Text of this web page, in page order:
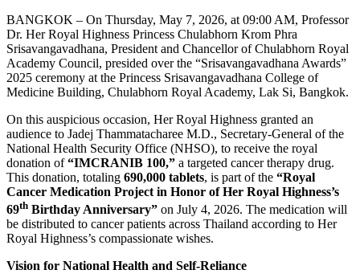
BANGKOK – On Thursday, May 7, 2026, at 09:00 AM, Professor
Dr. Her Royal Highness Princess Chulabhorn Krom Phra
Srisavangavadhana, President and Chancellor of Chulabhorn Royal
Academy Council, presided over the “Srisavangavadhana Awards”
2025 ceremony at the Princess Srisavangavadhana College of
Medicine Building, Chulabhorn Royal Academy, Lak Si, Bangkok.
On this auspicious occasion, Her Royal Highness granted an
audience to Jadej Thammatacharee M.D., Secretary-General of the
National Health Security Office (NHSO), to receive the royal
donation of“IMCRANIB 100,” a targeted cancer therapy drug.
This donation, totaling 690,000 tablets, is part of the “Royal
Cancer Medication Project in Honor of Her Royal Highness’s
69th Birthday Anniversary” on July 4, 2026. The medication will
be distributed to cancer patients across Thailand according to Her
Royal Highness’s compassionate wishes.
Vision for National Health and Self-Reliance